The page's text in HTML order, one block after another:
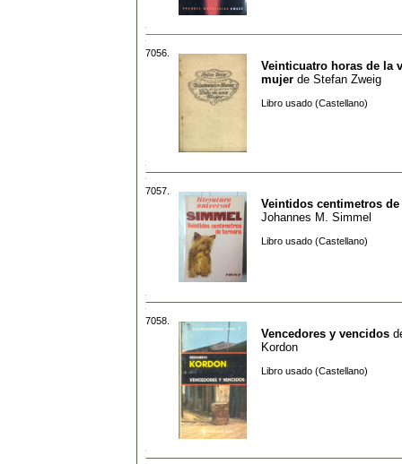
7056.
Veinticuatro horas de la
mujer de Stefan Zweig
Libro usado (Castellano)
7057.
Veintidos centimetros de
Johannes M. Simmel
Libro usado (Castellano)
7058.
Vencedores y vencidos
Kordon
Libro usado (Castellano)